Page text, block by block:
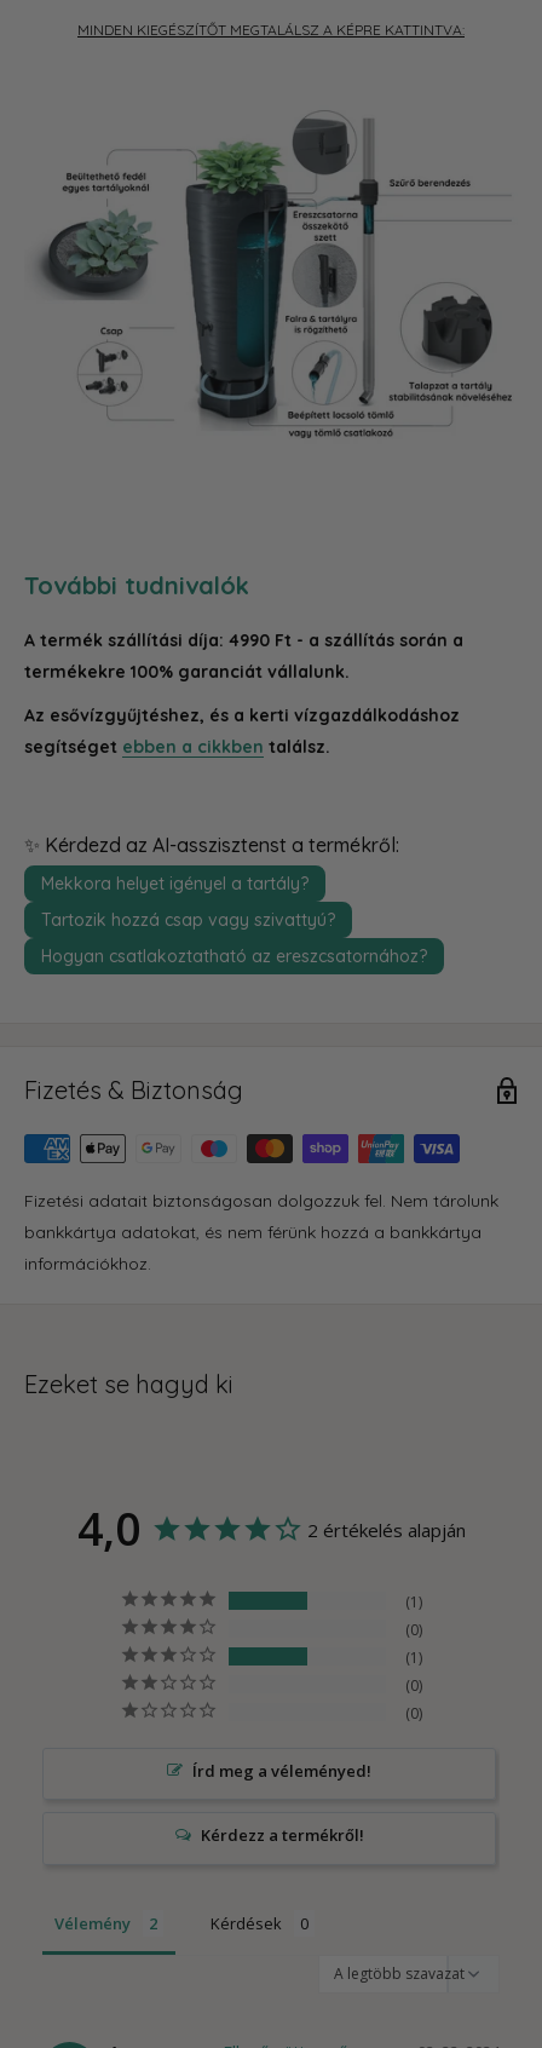
MINDEN KIEGÉSZÍTŐT MEGTALÁLSZ A KÉPRE KATTINTVA:
További tudnivalók
A termék szállítási díja: 4990 Ft - a szállítás során a
termékekre 100% garanciát vállalunk.
Az esővízgyűjtéshez, és a kerti vízgazdálkodáshoz
segítséget ebben a cikkben találsz.
✨ Kérdezd az AI-asszisztenst a termékről:
Mekkora helyet igényel a tartály?
Tartozik hozzá csap vagy szivattyú?
Hogyan csatlakoztatható az ereszcsatornához?
Fizetés & Biztonság
Fizetési adatait biztonságosan dolgozzuk fel. Nem tárolunk
bankkártya adatokat, és nem férünk hozzá a bankkártya
információkhoz.
Ezeket se hagyd ki
4,0 2 értékelés alapján
1
0
1
0
0
Írd meg a véleményed!
Vélemény Kérdések